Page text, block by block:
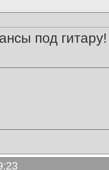
под